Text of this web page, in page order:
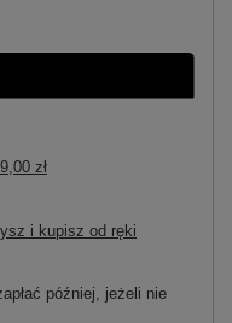
zł
i kupisz od ręki
później, jeżeli nie